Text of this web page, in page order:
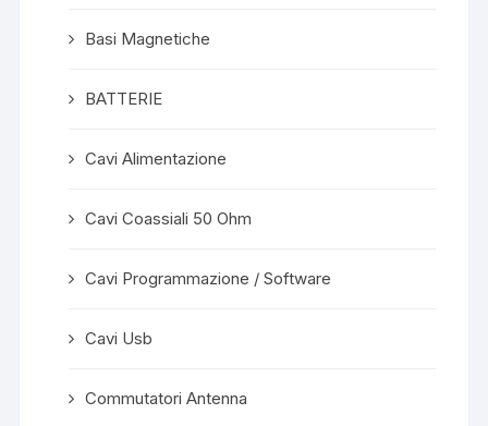
Basi Magnetiche
BATTERIE
Cavi Alimentazione
Cavi Coassiali 50 Ohm
Cavi Programmazione / Software
Cavi Usb
Commutatori Antenna